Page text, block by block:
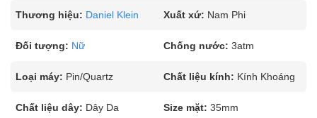
Thương hiệu: Daniel Klein Xuất xứ: Nam Phi
Đối tượng: Nữ Chống nước: 3atm
Loại máy: Pin/Quartz Chất liệu kính: Kính Khoáng
Chất liệu dây: Dây Da Size mặt: 35mm